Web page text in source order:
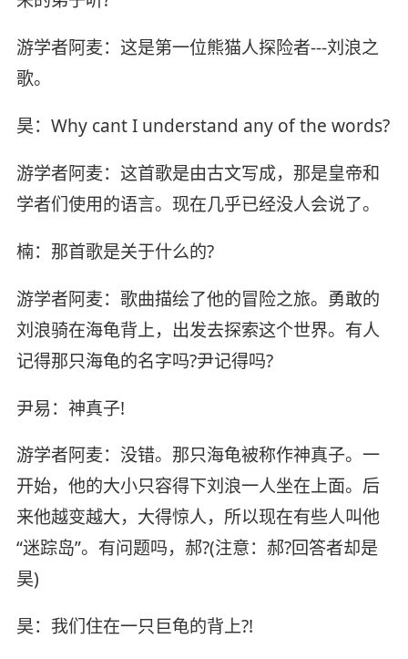
游学者阿麦：这是第一位熊猫人探险者---刘浪之
歌。
昊：Why cant I understand any of the words?
游学者阿麦：这首歌是由古文写成，那是皇帝和
学者们使用的语言。现在几乎已经没人会说了。
楠：那首歌是关于什么的?
游学者阿麦：歌曲描绘了他的冒险之旅。勇敢的
刘浪骑在海龟背上，出发去探索这个世界。有人
记得那只海龟的名字吗?尹记得吗?
尹易：神真子!
游学者阿麦：没错。那只海龟被称作神真子。一
开始，他的大小只容得下刘浪一人坐在上面。后
来他越变越大，大得惊人，所以现在有些人叫他
“迷踪岛”。有问题吗，郝?(注意：郝?回答者却是
昊)
昊：我们住在一只巨龟的背上?!